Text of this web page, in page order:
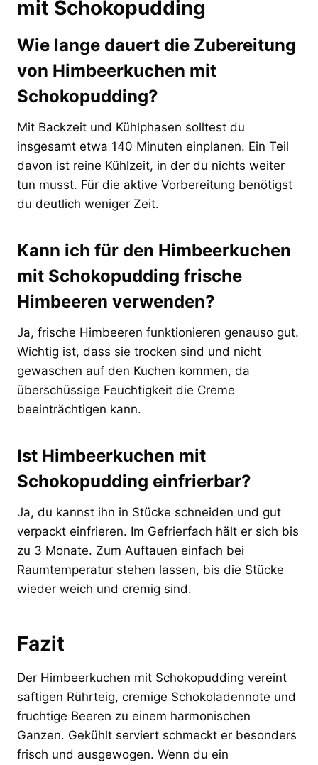
mit Schokopudding
Wie lange dauert die Zubereitung
von Himbeerkuchen mit
Schokopudding?
Mit Backzeit und Kühlphasen solltest du
insgesamt etwa 140 Minuten einplanen. Ein Teil
davon ist reine Kühlzeit, in der du nichts weiter
tun musst. Für die aktive Vorbereitung benötigst
du deutlich weniger Zeit.
Kann ich für den Himbeerkuchen
mit Schokopudding frische
Himbeeren verwenden?
Ja, frische Himbeeren funktionieren genauso gut.
Wichtig ist, dass sie trocken sind und nicht
gewaschen auf den Kuchen kommen, da
überschüssige Feuchtigkeit die Creme
beeinträchtigen kann.
Ist Himbeerkuchen mit
Schokopudding einfrierbar?
Ja, du kannst ihn in Stücke schneiden und gut
verpackt einfrieren. Im Gefrierfach hält er sich bis
zu 3 Monate. Zum Auftauen einfach bei
Raumtemperatur stehen lassen, bis die Stücke
wieder weich und cremig sind.
Fazit
Der Himbeerkuchen mit Schokopudding vereint
saftigen Rührteig, cremige Schokoladennote und
fruchtige Beeren zu einem harmonischen
Ganzen. Gekühlt serviert schmeckt er besonders
frisch und ausgewogen. Wenn du ein